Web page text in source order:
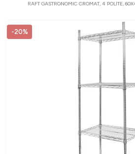
RAFT GASTRONOMIC CROMAT, 4 POLITE,
-20%